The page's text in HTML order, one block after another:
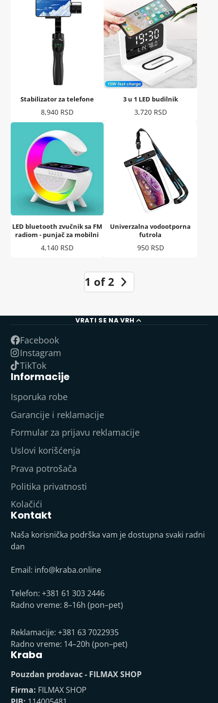
Stabilizator za telefone
Cena
8,940 RSD
3 u 1 LED budilnik
Cena
3,720 RSD
LED bluetooth zvučnik sa FM
radiom - punjač za mobilni
Cena
4,140 RSD
Univerzalna vodootporna
futrola
Cena
950 RSD
1 of 2
VRATI SE NA VRH
Facebook
Instagram
TikTok
Informacije
Isporuka robe
Garancije i reklamacije
Formular za prijavu reklamacije
Uslovi korišćenja
Prava potrošača
Politika privatnosti
Kolačići
Kontakt
Naša korisnička podrška vam je dostupna svaki radni
dan
Email: info@kraba.online
Telefon: +381 61 303 2446
Radno vreme: 8–16h (pon–pet)
Reklamacije: +381 63 7022935
Radno vreme: 14–20h (pon–pet)
Kraba
Pouzdan prodavac - FILMAX SHOP
Firma: FILMAX SHOP